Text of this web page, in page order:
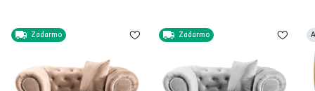
Zadarmo Zadarmo